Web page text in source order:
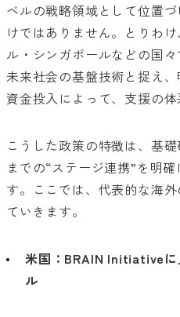
ベルの戦略領域として位置
けではありません。とりわ
ル・シンガポールなどの国
未来社会の基盤技術と捉え
資金投入によって、支援の体
こうした政策の特徴は、基
までの“ステージ連携”を明
す。ここでは、代表的な海
ていきます。
米国：BRAIN Initiativeに
ル